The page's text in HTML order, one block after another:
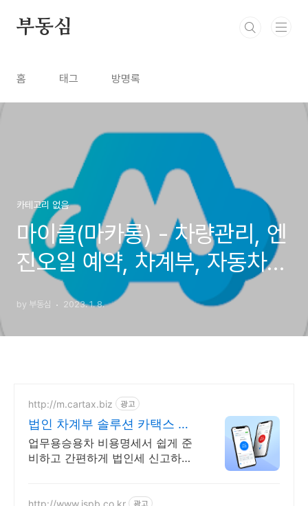
부동심
홈 태그 방명록
카테고리 없음
마이클(마카롱) - 차량관리, 엔
진오일 예약, 차계부, 자동차정
by 부동심 2023. 1. 8.
http://m.cartax.biz 광고
법인 차계부 솔루션 카택스 유
류비정산&비용절감
업무용승용차 비용명세서 쉽게 준
비하고 간편하게 법인세 신고하세
비스.
http://www.ispb.co.kr 광고